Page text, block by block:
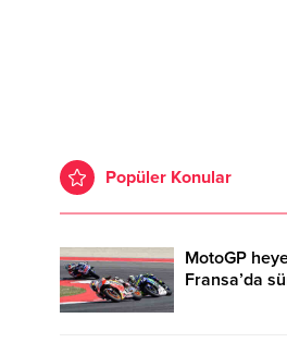
Popüler Konular
MotoGP
Fransa’da